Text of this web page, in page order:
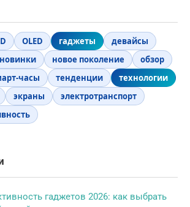
OLED гаджеты
девайсы
новинки новое поколение
обзор
часы тенденции
технологии
экраны
электротранспорт
гаджетов 2026: как выбрать